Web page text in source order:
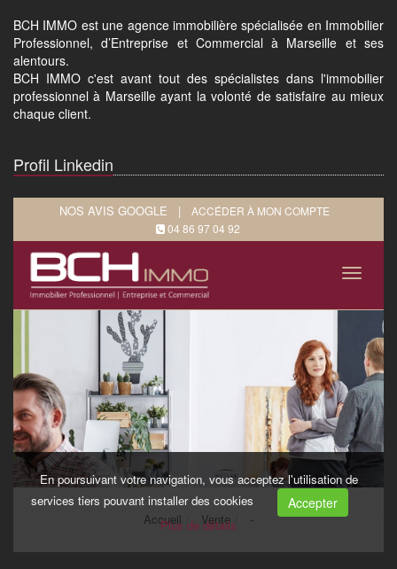
BCH IMMO est une agence immobilière spécialisée en Immobilier
Professionnel, d’Entreprise et Commercial à Marseille et ses
alentours.
BCH IMMO c'est avant tout des spécialistes dans l'immobilier
professionnel à Marseille ayant la volonté de satisfaire au mieux
chaque client.
Profil Linkedin